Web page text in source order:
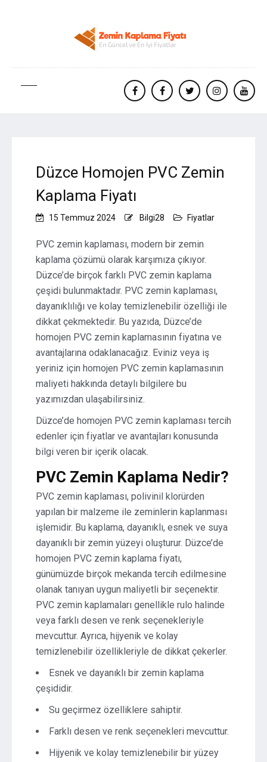
facebookFacebooktwitterinstagram
Düzce Homojen PVC Zemin
Kaplama Fiyatı
15 Temmuz 2024 Bilgi28 Fiyatlar
PVC zemin kaplaması, modern bir zemin
kaplama çözümü olarak karşımıza çıkıyor.
Düzce’de birçok farklı PVC zemin kaplama
çeşidi bulunmaktadır. PVC zemin kaplaması,
dayanıklılığı ve kolay temizlenebilir özelliği ile
dikkat çekmektedir. Bu yazıda, Düzce’de
homojen PVC zemin kaplamasının fiyatına ve
avantajlarına odaklanacağız. Eviniz veya iş
yeriniz için homojen PVC zemin kaplamasının
maliyeti hakkında detaylı bilgilere bu
yazımızdan ulaşabilirsiniz.
Düzce’de homojen PVC zemin kaplaması tercih
edenler için fiyatlar ve avantajları konusunda
bilgi veren bir içerik olacak.
PVC Zemin Kaplama Nedir?
PVC zemin kaplaması, polivinil klorürden
yapılan bir malzeme ile zeminlerin kaplanması
işlemidir. Bu kaplama, dayanıklı, esnek ve suya
dayanıklı bir zemin yüzeyi oluşturur. Düzce’de
homojen PVC zemin kaplama fiyatı,
günümüzde birçok mekanda tercih edilmesine
olanak tanıyan uygun maliyetli bir seçenektir.
PVC zemin kaplamaları genellikle rulo halinde
veya farklı desen ve renk seçenekleriyle
mevcuttur. Ayrıca, hijyenik ve kolay
temizlenebilir özellikleriyle de dikkat çekerler.
Esnek ve dayanıklı bir zemin kaplama
çeşididir.
Su geçirmez özelliklere sahiptir.
Farklı desen ve renk seçenekleri mevcuttur.
Hijyenik ve kolay temizlenebilir bir yüzey